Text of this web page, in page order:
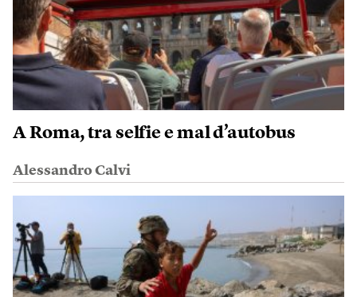
A Roma, tra selfie e mal d’autobus
Alessandro Calvi